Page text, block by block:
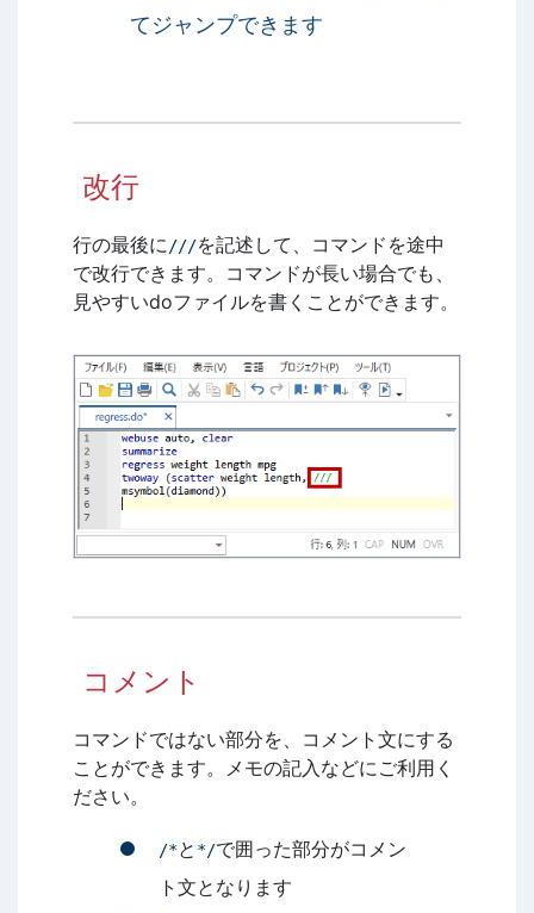
てジャンプできます
改行
行の最後に ///を記述して、コマンドを途中
で改行できます。コマンドが長い場合でも、
見やすいdoファイルを書くことができます。
コメント
コマンドではない部分を、コメント文にする
ことができます。メモの記入などにご利用く
ださい。
/*と */で囲った部分がコメン
ト文となります